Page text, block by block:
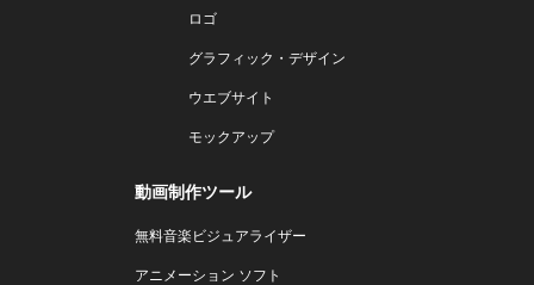
ロゴ
グラフィック・デザイン
ウエブサイト
モックアップ
動画制作ツール
無料音楽ビジュアライザー
アニメーション ソフト